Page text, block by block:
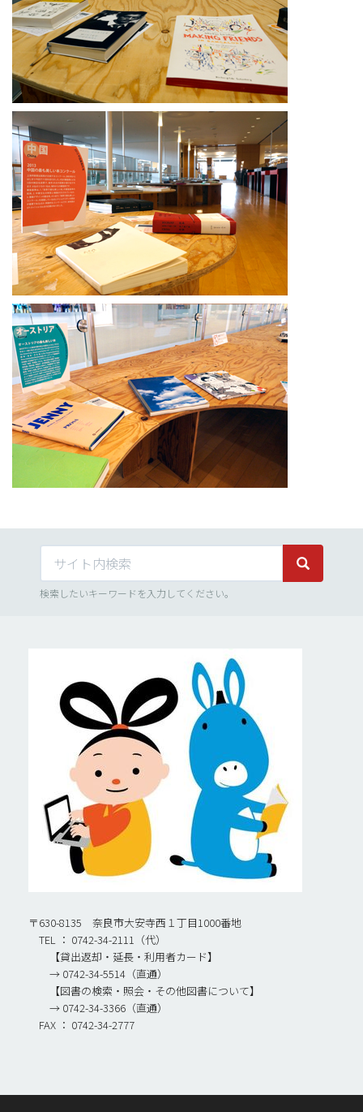
サイト内検索 サイト内
検索したいキーワードを入力してください。
〒630-8135 奈良市大安寺西１丁目1000番地
TEL ： 0742-34-2111（代）
【貸出返却・延長・利用者カード】
→ 0742-34-5514（直通）
【図書の検索・照会・その他図書について】
→ 0742-34-3366（直通）
FAX ： 0742-34-2777